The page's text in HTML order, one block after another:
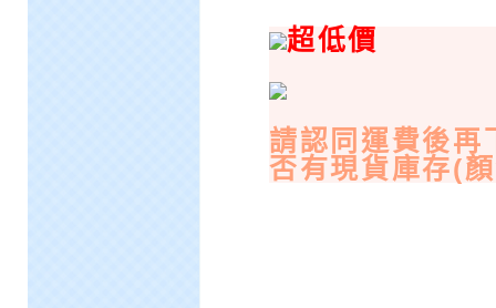
超低價
請認同運費後再
否有現貨庫存(